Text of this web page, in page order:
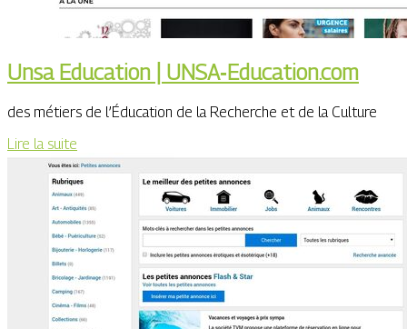
Unsa Education | UNSA‑Education.com
des métiers de l’Éducation de la Recherche et de la Culture
Lire la suite